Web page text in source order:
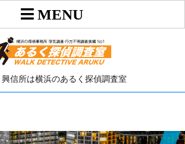
信所は横浜のあるく探偵調査室